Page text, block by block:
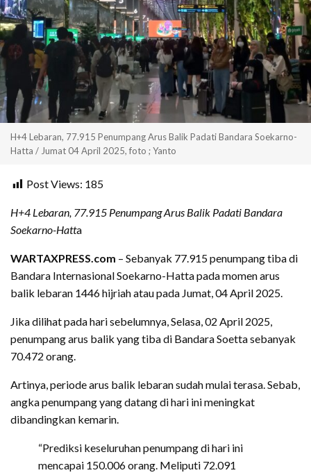
H+4 Lebaran, 77.915 Penumpang Arus Balik Padati Bandara Soekarno-
Hatta / Jumat 04 April 2025, foto ; Yanto
Post Views: 185
H+4 Lebaran, 77.915 Penumpang Arus Balik Padati Bandara
Soekarno-Hatta
WARTAXPRESS.com – Sebanyak 77.915 penumpang tiba di
Bandara Internasional Soekarno-Hatta pada momen arus
balik lebaran 1446 hijriah atau pada Jumat, 04 April 2025.
Jika dilihat pada hari sebelumnya, Selasa, 02 April 2025,
penumpang arus balik yang tiba di Bandara Soetta sebanyak
70.472 orang.
Artinya, periode arus balik lebaran sudah mulai terasa. Sebab,
angka penumpang yang datang di hari ini meningkat
dibandingkan kemarin.
“Prediksi keseluruhan penumpang di hari ini
mencapai 150.006 orang. Meliputi 72.091